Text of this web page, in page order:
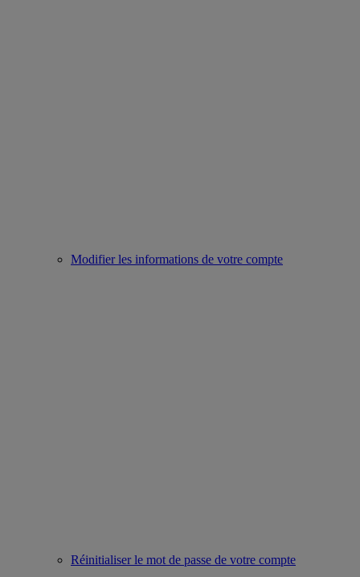
Modifier les informations de votre compte
Réinitialiser le mot de passe de votre compte